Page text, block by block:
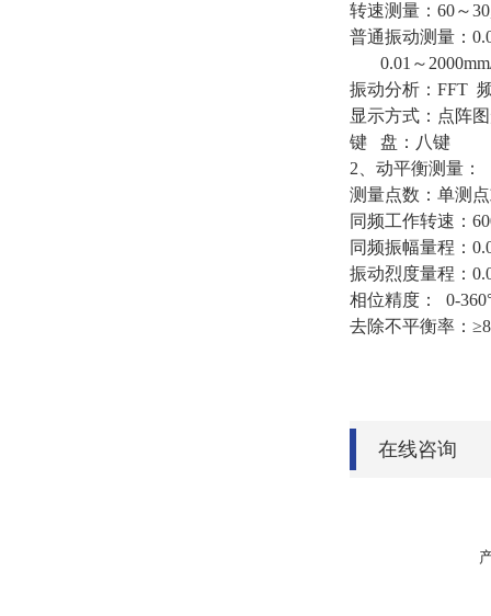
转速测量：60～
普通振动测量：
0.01～
振动分析：FFT
显示方式：点阵
键 盘：八键
2、动平衡测量：
测量点数：单测
同频工作转速：
同频振幅量程：
振动烈度量程：
相位精度： 0-
去除不平衡率：
在线咨询